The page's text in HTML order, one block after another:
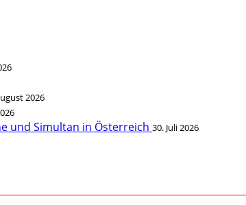
2026
und Simultan in Österreich 30. Juli 2026